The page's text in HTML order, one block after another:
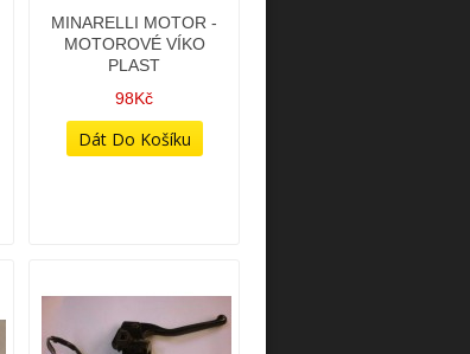
MINARELLI MOTOR -
MOTOROVÉ VÍKO
PLAST
98Kč